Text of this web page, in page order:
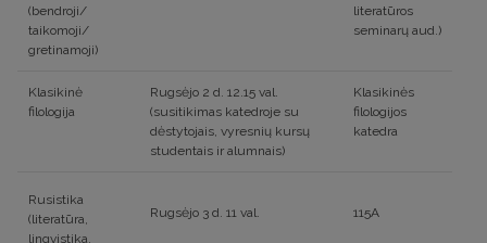
(bendroji/
taikomoji/
gretinamoji)
literatūros
seminarų aud.)
Klasikinė
filologija
Rugsėjo 2 d. 12.15 val.
(susitikimas katedroje su
dėstytojais, vyresnių kursų
studentais ir alumnais)
Klasikinės
filologijos
katedra
Rusistika
(literatūra,
lingvistika,
Rugsėjo 3 d. 11 val. 115A